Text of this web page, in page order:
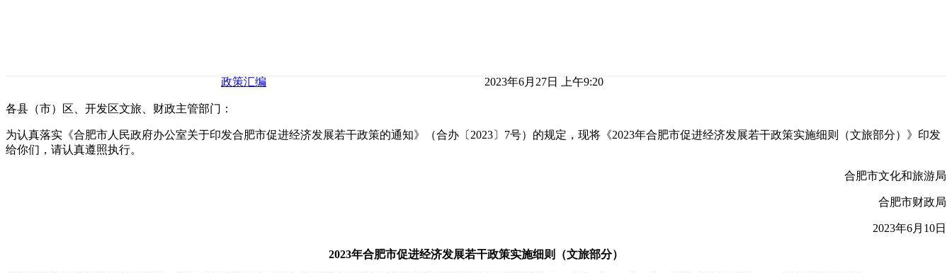
政策汇编 2023年6月27日 上午9:20
各县（市）区、开发区文旅、财政主管部门：
为认真落实《合肥市人民政府办公室关于印发合肥市促进经济发展若干政策的通知》（合办〔2023〕7号）的规定，现将《2023年合肥市促进经济发展若干政策实施细则（文旅部分）》印发
给你们，请认真遵照执行。
合肥市文化和旅游局
合肥市财政局
2023年6月10日
2023年合肥市促进经济发展若干政策实施细则（文旅部分）